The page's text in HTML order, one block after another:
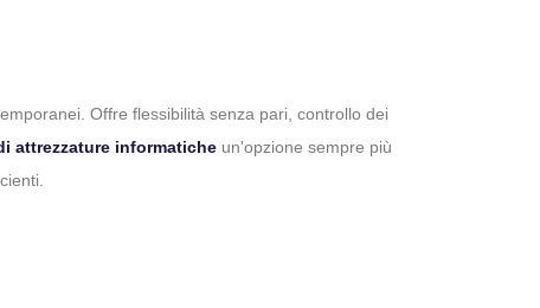
Offre flessibilità senza pari, controllo dei
attrezzature informatiche un'opzione sempre più